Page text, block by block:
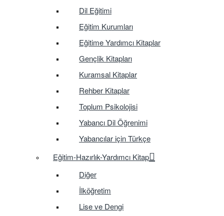
Dil Eğitimi
Eğitim Kurumları
Eğitime Yardımcı Kitaplar
Gençlik Kitapları
Kuramsal Kitaplar
Rehber Kitaplar
Toplum Psikolojisi
Yabancı Dil Öğrenimi
Yabancılar için Türkçe
Eğitim-Hazırlık-Yardımcı Kitap
Diğer
İlköğretim
Lise ve Dengi